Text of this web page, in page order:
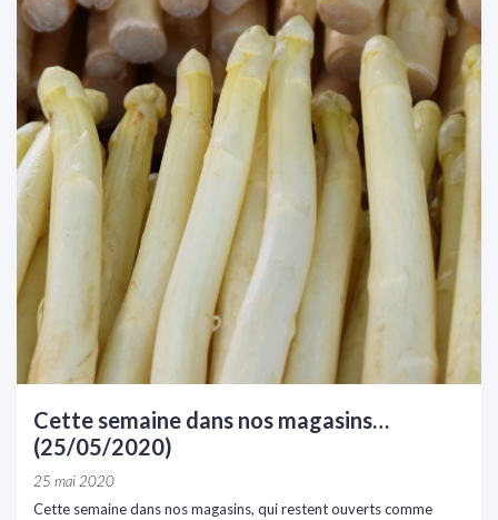
Cette semaine dans nos magasins…
(25/05/2020)
25 mai 2020
Cette semaine dans nos magasins, qui restent ouverts comme